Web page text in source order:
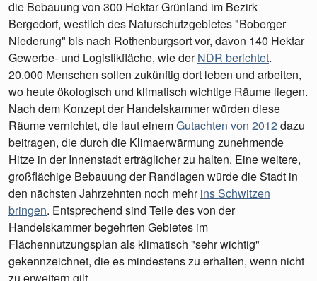
die Bebauung von 300 Hektar Grünland im Bezirk
Bergedorf, westlich des Naturschutzgebietes "Boberger
Niederung" bis nach Rothenburgsort vor, davon 140 Hektar
Gewerbe- und Logistikfläche, wie derNDR berichtet.
20.000 Menschen sollen zukünftig dort leben und arbeiten,
wo heute ökologisch und klimatisch wichtige Räume liegen.
Nach dem Konzept der Handelskammer würden diese
Räume vernichtet, die laut einemGutachten von 2012 dazu
beitragen, die durch die Klimaerwärmung zunehmende
Hitze in der Innenstadt erträglicher zu halten. Eine weitere,
großflächige Bebauung der Randlagen würde die Stadt in
den nächsten Jahrzehnten noch mehrins Schwitzen
bringen. Entsprechend sind Teile des von der
Handelskammer begehrten Gebietes im
Flächennutzungsplan als klimatisch "sehr wichtig"
gekennzeichnet, die es mindestens zu erhalten, wenn nicht
zu erweitern gilt.